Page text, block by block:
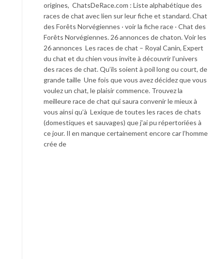
origines, ChatsDeRace.com : Liste alphabétique des
races de chat avec lien sur leur fiche et standard. Chat
des Forêts Norvégiennes · voir la fiche race · Chat des
Forêts Norvégiennes. 26 annonces de chaton. Voir les
26 annonces Les races de chat – Royal Canin, Expert
du chat et du chien vous invite à découvrir l’univers
des races de chat. Qu’ils soient à poil long ou court, de
grande taille Une fois que vous avez décidez que vous
voulez un chat, le plaisir commence. Trouvez la
meilleure race de chat qui saura convenir le mieux à
vous ainsi qu’à Lexique de toutes les races de chats
(domestiques et sauvages) que j’ai pu répertoriées à
ce jour. Il en manque certainement encore car l’homme
crée de